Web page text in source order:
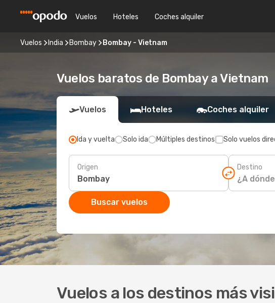
Vuelos Hoteles Coches alquiler
Vuelos India Bombay Bombay - Vietnam
Vuelos baratos de Bombay a Vietnam
Vuelos Hoteles Coches alquiler
Ida y vuelta Solo ida Múltiples destinos Solo vuelos
Origen Destino
Buscar vuelos
Vuelos a los destinos más